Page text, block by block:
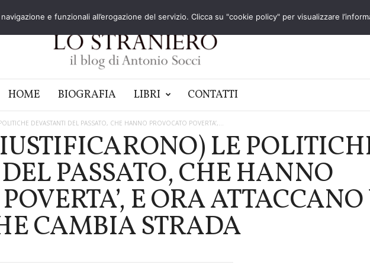
HOME BIOGRAFIA LIBRI CONTATTI
DEVASTANTI DEL PASSATO, CHE HANNO PROVOCATO POVERTA’,...
LE
PASSATO, CHE HANNO
E ORA
CAMBIA STRADA
e funzionali all’erogazione del servizio. Clicca su "cookie policy" per visualizzare